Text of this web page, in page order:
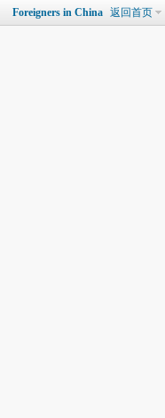
Foreigners in China 返回首页